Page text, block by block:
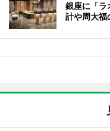
銀座に「
計や周大福